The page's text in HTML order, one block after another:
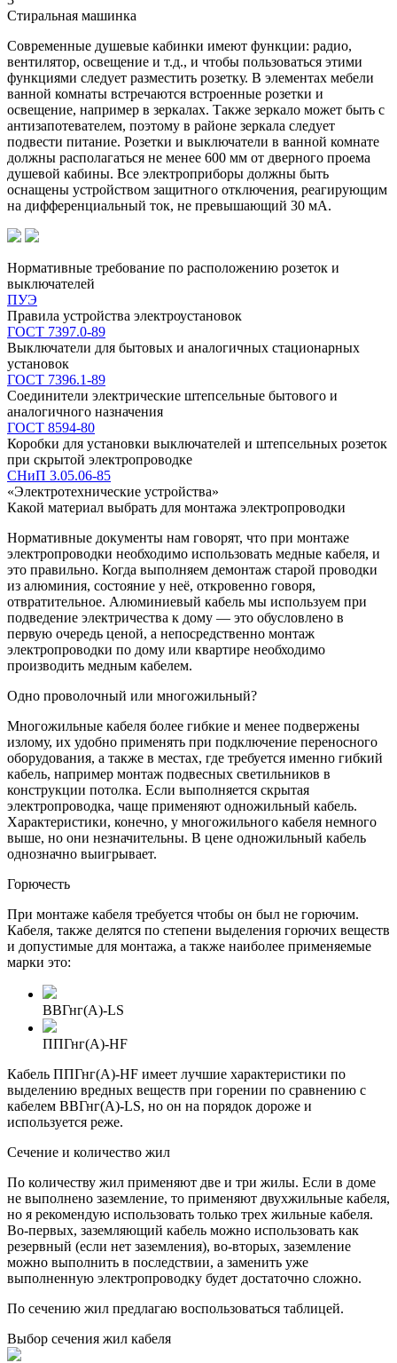
Стиральная машинка
Современные душевые кабинки имеют функции: радио,
вентилятор, освещение и т.д., и чтобы пользоваться этими
функциями следует разместить розетку. В элементах мебели
ванной комнаты встречаются встроенные розетки и
освещение, например в зеркалах. Также зеркало может быть с
антизапотевателем, поэтому в районе зеркала следует
подвести питание. Розетки и выключатели в ванной комнате
должны располагаться не менее 600 мм от дверного проема
душевой кабины. Все электроприборы должны быть
оснащены устройством защитного отключения, реагирующим
на дифференциальный ток, не превышающий 30 мА.
Нормативные требование по расположению розеток и
выключателей
ПУЭ
Правила устройства электроустановок
ГОСТ 7397.0-89
Выключатели для бытовых и аналогичных стационарных
установок
ГОСТ 7396.1-89
Соединители электрические штепсельные бытового и
аналогичного назначения
ГОСТ 8594-80
Коробки для установки выключателей и штепсельных розеток
при скрытой электропроводке
СНиП 3.05.06-85
«Электротехнические устройства»
Какой материал выбрать для монтажа электропроводки
Нормативные документы нам говорят, что при монтаже
электропроводки необходимо использовать медные кабеля, и
это правильно. Когда выполняем демонтаж старой проводки
из алюминия, состояние у неё, откровенно говоря,
отвратительное. Алюминиевый кабель мы используем при
подведение электричества к дому — это обусловлено в
первую очередь ценой, а непосредственно монтаж
электропроводки по дому или квартире необходимо
производить медным кабелем.
Одно проволочный или многожильный?
Многожильные кабеля более гибкие и менее подвержены
излому, их удобно применять при подключение переносного
оборудования, а также в местах, где требуется именно гибкий
кабель, например монтаж подвесных светильников в
конструкции потолка. Если выполняется скрытая
электропроводка, чаще применяют одножильный кабель.
Характеристики, конечно, у многожильного кабеля немного
выше, но они незначительны. В цене одножильный кабель
однозначно выигрывает.
Горючесть
При монтаже кабеля требуется чтобы он был не горючим.
Кабеля, также делятся по степени выделения горючих веществ
и допустимые для монтажа, а также наиболее применяемые
марки это:
ВВГнг(А)-LS
ППГнг(А)-HF
Кабель ППГнг(А)-HF имеет лучшие характеристики по
выделению вредных веществ при горении по сравнению с
кабелем ВВГнг(А)-LS, но он на порядок дороже и
используется реже.
Сечение и количество жил
По количеству жил применяют две и три жилы. Если в доме
не выполнено заземление, то применяют двухжильные кабеля,
но я рекомендую использовать только трех жильные кабеля.
Во-первых, заземляющий кабель можно использовать как
резервный (если нет заземления), во-вторых, заземление
можно выполнить в последствии, а заменить уже
выполненную электропроводку будет достаточно сложно.
По сечению жил предлагаю воспользоваться таблицей.
Выбор сечения жил кабеля